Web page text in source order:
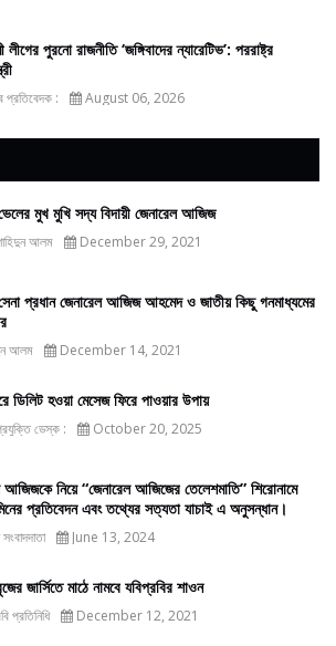
পুরনো রাজনীতি ‘জঙ্গিবাদের ন্যারেটিভ’: পররাষ্ট্র
প্রতিবেদক : August 06, 2026
মুখ মুখি সদ্য বিদায়ী জেনারেল আজিজ
আলম December 29, 2021
প্রধান জেনারেল আজিজ আহমেদ ও জাতীয় কিছু গনমাধ্যমের
আলম December 14, 2021
ডিলিট হওয়া মেসেজ ফিরে পাওয়ার উপায়
ডেস্ক : October 20, 2025
আজিজকে নিয়ে “জেনারেল আজিজের তেলেশমাতি” শিরোনামে
প্রতিবেদন এবং তথ্যের সত্যতা যাচাই এ অনুসন্ধান।
June 13, 2024
জার্সিতে মাঠে নামবে যবিপ্রবির শাওন
প্রতিনিধি December 12, 2021